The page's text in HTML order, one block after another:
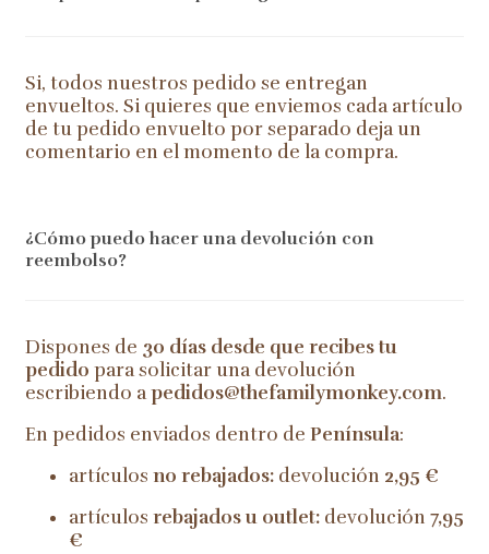
Si, todos nuestros pedido se entregan
envueltos. Si quieres que enviemos cada artículo
de tu pedido envuelto por separado deja un
comentario en el momento de la compra.
¿Cómo puedo hacer una devolución con
reembolso?
Dispones de 30 días desde que recibes tu
pedido para solicitar una devolución
escribiendo apedidos@thefamilymonkey.com.
En pedidos enviados dentro de Península:
artículos no rebajados: devolución 2,95 €
artículos rebajados u outlet: devolución 7,95
€